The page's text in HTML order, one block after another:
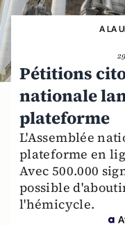
A LA
Pétitions
nationale
plateforme
L'Assemblée
plateforme en
Avec 500.000
possible
l'hémicycle.